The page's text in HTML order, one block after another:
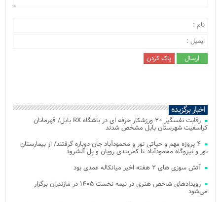
اخبار برگزیده
رقابت نفسگیر ۲۰ ورزشکار حرفه ای در باشگاه RX بابل/ قهرمانان
کراسفیت شهرستان بابل مشخص شدند
۴ پروژه مهم و حیاتی نور و محمودآباد جان دوباره گرفتند/ از بیمارستان
نور و نیروگاه محمودآباد تا کمربندی رویان و پل آلشرود
آتش‌ سوزی‌ های ۲ هفته اخیر میانکاله عمدی بود
رویدادهای شاخص هنری در نیمه نخست ۱۴۰۵ در مازندران برگزار
می‌شود